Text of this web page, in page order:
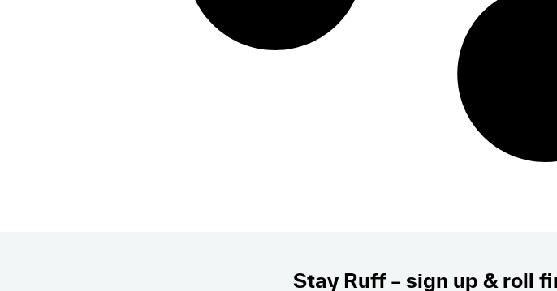
Stay Ruff – sign up & roll